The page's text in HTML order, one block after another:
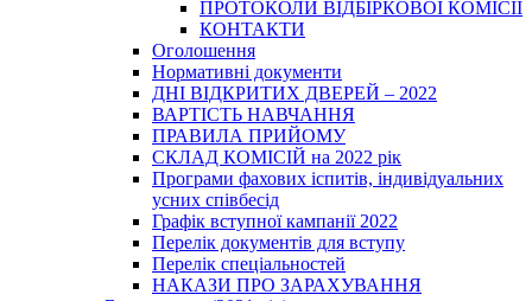
ПРОТОКОЛИ ВІДБІРКОВОЇ КОМІСІЇ
КОНТАКТИ
Оголошення
Нормативні документи
ДНІ ВІДКРИТИХ ДВЕРЕЙ – 2022
ВАРТІСТЬ НАВЧАННЯ
ПРАВИЛА ПРИЙОМУ
СКЛАД КОМІСІЙ на 2022 рік
Програми фахових іспитів, індивідуальних
усних співбесід
Графік вступної кампанії 2022
Перелік документів для вступу
Перелік спеціальностей
НАКАЗИ ПРО ЗАРАХУВАННЯ